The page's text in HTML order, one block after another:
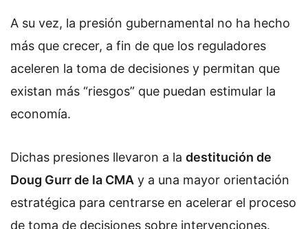
A su vez, la presión gubernamental no ha hecho
más que crecer, a fin de que los reguladores
aceleren la toma de decisiones y permitan que
existan más “riesgos” que puedan estimular la
economía.
Dichas presiones llevaron a la destitución de
Doug Gurr de la CMA y a una mayor orientación
estratégica para centrarse en acelerar el proceso
de toma de decisiones sobre intervenciones.